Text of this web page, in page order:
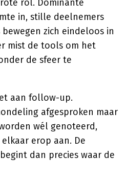
rol. Dominante
in, stille deelnemers
bewegen zich eindeloos in
mist de tools om het
de sfeer te
aan follow-up.
afgesproken maar
wél genoteerd,
erop aan. De
dan precies waar de